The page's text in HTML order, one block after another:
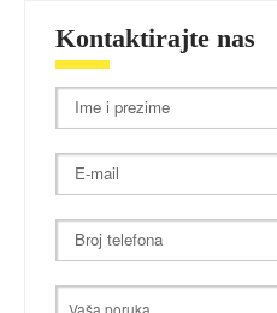
Kontaktirajte nas